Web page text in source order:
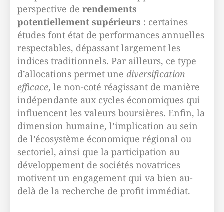
perspective de rendements
potentiellement supérieurs : certaines
études font état de performances annuelles
respectables, dépassant largement les
indices traditionnels. Par ailleurs, ce type
d’allocations permet une diversification
efficace, le non-coté réagissant de manière
indépendante aux cycles économiques qui
influencent les valeurs boursières. Enfin, la
dimension humaine, l’implication au sein
de l’écosystème économique régional ou
sectoriel, ainsi que la participation au
développement de sociétés novatrices
motivent un engagement qui va bien au-
delà de la recherche de profit immédiat.